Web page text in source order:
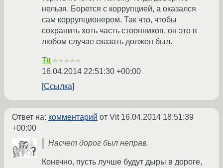
нельзя. Борется с коррупцией, а оказался
сам коррупционером. Так что, чтобы
сохранить хоть часть стоонников, он это в
любом случае сказать должен был.
Ttt ☆☆☆☆☆
16.04.2014 22:51:30 +00:00
Ссылка
Ответ на: комментарий от Vit 16.04.2014 18:51:39
+00:00
Насчет дорог был неправ.
Конечно, пусть лучше будут дыры в дороге,